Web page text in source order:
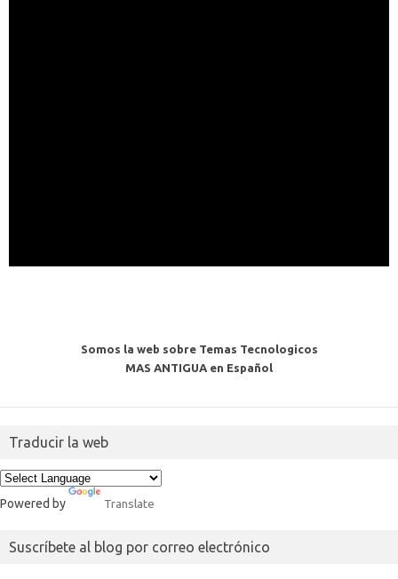
Somos la web sobre Temas Tecnologicos
MAS ANTIGUA en Español
Traducir la web
Powered by Translate
Suscríbete al blog por correo electrónico